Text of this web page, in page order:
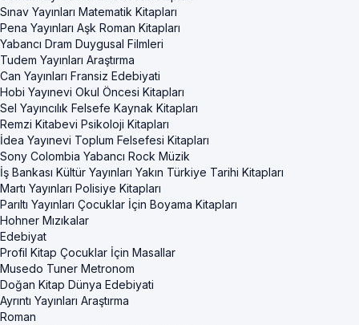
Sınav Yayınları Matematik Kitapları
Pena Yayınları Aşk Roman Kitapları
Yabancı Dram Duygusal Filmleri
Tudem Yayınları Araştırma
Can Yayınları Fransiz Edebiyati
Hobi Yayınevi Okul Öncesi Kitapları
Sel Yayıncılık Felsefe Kaynak Kitapları
Remzi Kitabevi Psikoloji Kitapları
İdea Yayınevi Toplum Felsefesi Kitapları
Sony Colombia Yabancı Rock Müzik
İş Bankası Kültür Yayınları Yakın Türkiye Tarihi Kitapları
Martı Yayınları Polisiye Kitapları
Parıltı Yayınları Çocuklar İçin Boyama Kitapları
Hohner Mızıkalar
Edebiyat
Profil Kitap Çocuklar İçin Masallar
Musedo Tuner Metronom
Doğan Kitap Dünya Edebiyati
Ayrıntı Yayınları Araştırma
Roman